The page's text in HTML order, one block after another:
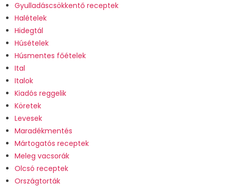
Gyulladáscsökkentő receptek
Halételek
Hidegtál
Húsételek
Húsmentes főételek
Ital
Italok
Kiadós reggelik
Köretek
Levesek
Maradékmentés
Mártogatós receptek
Meleg vacsorák
Olcsó receptek
Országtorták